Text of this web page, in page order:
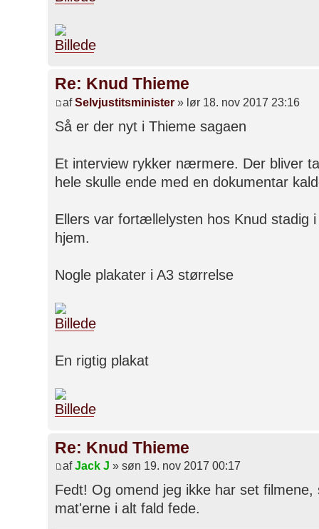
Re: Knud Thieme
afSelvjustitsminister » lør 18. nov 2017 23:16
Så er der nyt i Thieme sagaen
Et interview rykker nærmere. Der bliver
hele skulle ende med en dokumentar
Ellers var fortællelysten hos Knud stadig
hjem.
Nogle plakater i A3 størrelse
En rigtig plakat
Re: Knud Thieme
afJack J » søn 19. nov 2017 00:17
Fedt! Og omend jeg ikke har set
mat'erne i alt fald fede.